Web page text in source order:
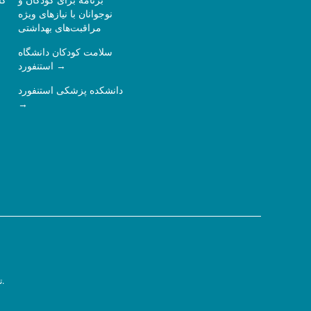
نوجوانان با نیازهای ویژه
مراقبت‌های بهداشتی
سلامت کودکان دانشگاه
استنفورد
دانشکده پزشکی استنفورد
سیاست حفظ حریم خصوصی.